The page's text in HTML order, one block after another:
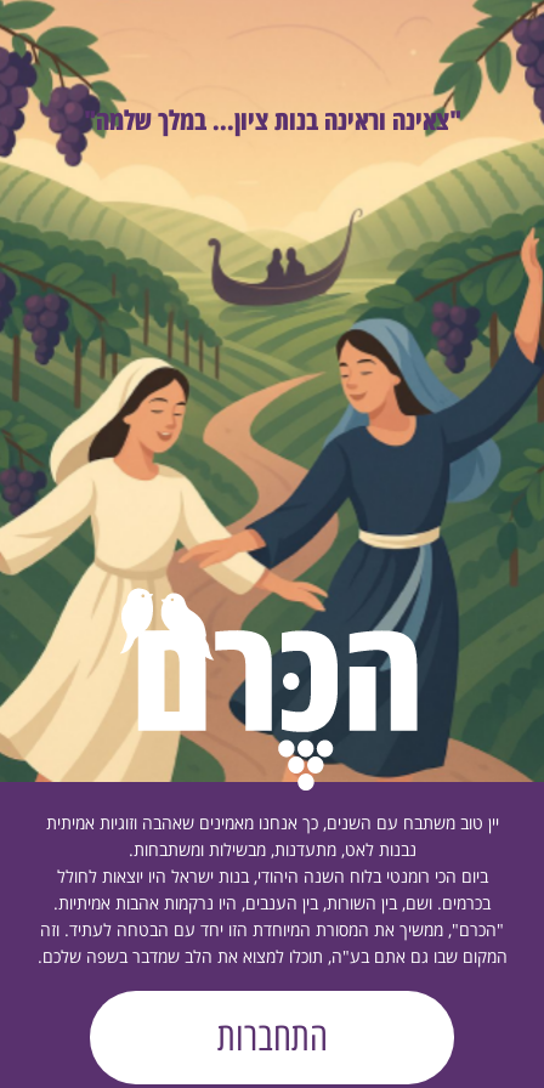
"צאינה וראינה בנות ציון... במלך שלמה"
יין טוב משתבח עם השנים, כך אנחנו מאמינים שאהבה וזוגיות אמיתית
נבנות לאט, מתעדנות, מבשילות ומשתבחות.
ביום הכי רומנטי בלוח השנה היהודי, בנות ישראל היו יוצאות לחולל
בכרמים. ושם, בין השורות, בין הענבים, היו נרקמות אהבות אמיתיות.
"הכרם", ממשיך את המסורת המיוחדת הזו יחד עם הבטחה לעתיד. וזה
המקום שבו גם אתם בע"ה, תוכלו למצוא את הלב שמדבר בשפה שלכם.
התחברות